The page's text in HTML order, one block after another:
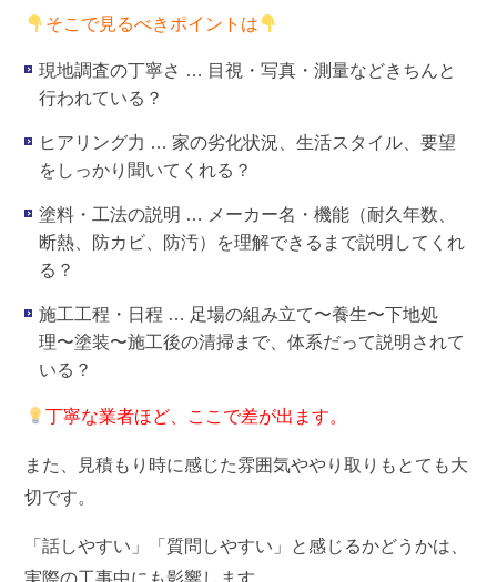
そこで見るべきポイントは
現地調査の丁寧さ … 目視・写真・測量などきちんと
行われている？
ヒアリング力 … 家の劣化状況、生活スタイル、要望
をしっかり聞いてくれる？
塗料・工法の説明 … メーカー名・機能（耐久年数、
断熱、防カビ、防汚）を理解できるまで説明してくれ
る？
施工工程・日程 … 足場の組み立て〜養生〜下地処
理〜塗装〜施工後の清掃まで、体系だって説明されて
いる？
丁寧な業者ほど、ここで差が出ます。
また、見積もり時に感じた雰囲気ややり取りもとても大
切です。
「話しやすい」「質問しやすい」と感じるかどうかは、